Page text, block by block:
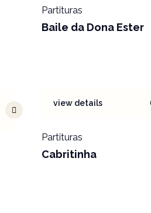
Partituras
Baile da Dona Ester
view details
Partituras
Cabritinha